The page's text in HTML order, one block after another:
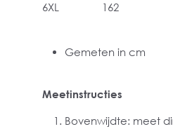
6XL
162
Gemeten in cm
Meetinstructies
Bovenwijdte: meet